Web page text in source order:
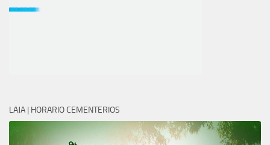
LAJA | HORARIO CEMENTERIOS